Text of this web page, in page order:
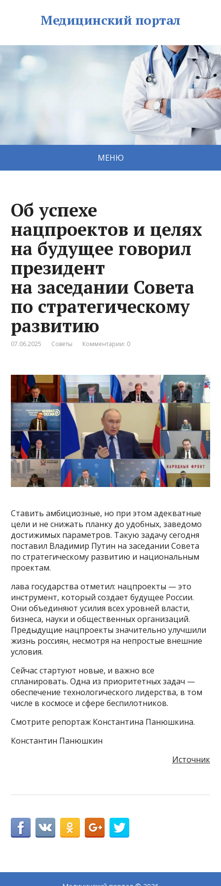
Медицинский портал
МЕНЮ
Об успехе
нацпроектов и целях
на будущее говорил
президент
на заседании Совета
по стратегическому
развитию
07.06.2025 Советы Комментарии: 0
Ставить амбициозные, но при этом адекватные
цели и не снижать планку до удобных, заведомо
достижимых параметров. Такую задачу сегодня
поставил Владимир Путин на заседании Совета
по стратегическому развитию и национальным
проектам.
лава государства отметил: нацпроекты — это
инструмент, который создает будущее России.
Они объединяют усилия всех уровней власти,
бизнеса, науки и общественных организаций.
Предыдущие нацпроекты значительно улучшили
жизнь россиян, несмотря на непростые внешние
условия.
Сейчас стартуют новые, и важно все
спланировать. Одна из приоритетных задач —
обеспечение технологического лидерства, в том
числе в космосе и сфере беспилотников.
Смотрите репортаж Константина Панюшкина.
Константин Панюшкин
Источник